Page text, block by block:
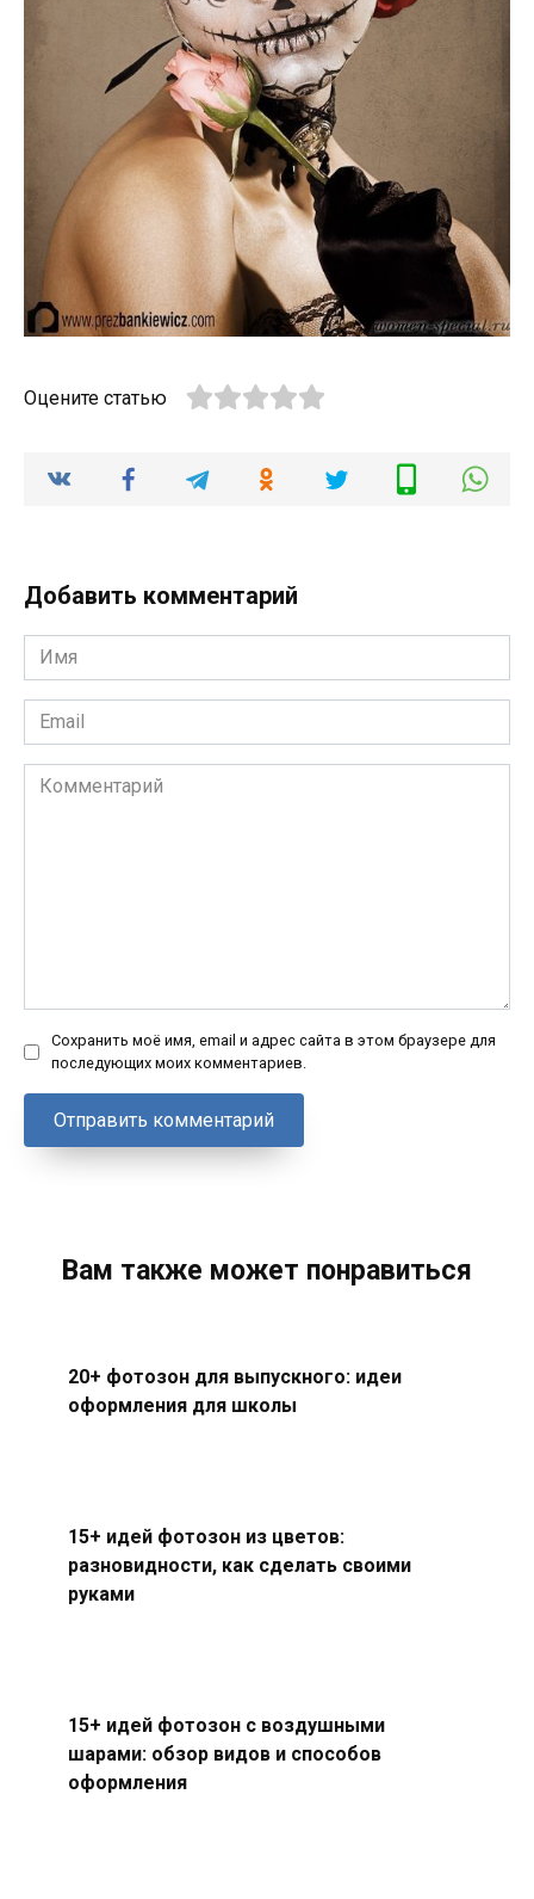
Оцените статью
Добавить комментарий
Имя
*
Email
*
Комментарий
Сохранить моё имя, email и адрес сайта в этом браузере для
последующих моих комментариев.
Вам также может понравиться
20+ фотозон для выпускного: идеи
оформления для школы
15+ идей фотозон из цветов:
разновидности, как сделать своими
руками
15+ идей фотозон с воздушными
шарами: обзор видов и способов
оформления